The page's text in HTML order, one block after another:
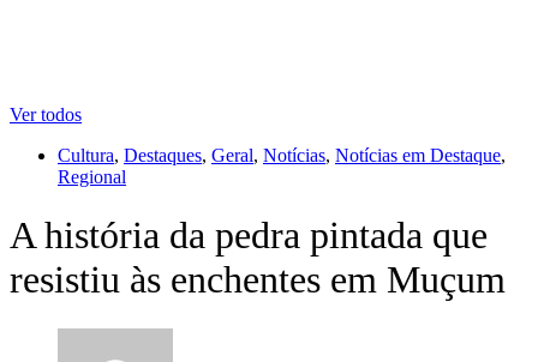
Ver todos
Cultura, Destaques, Geral, Notícias, Notícias em Destaque,
Regional
A história da pedra pintada que
resistiu às enchentes em Muçum